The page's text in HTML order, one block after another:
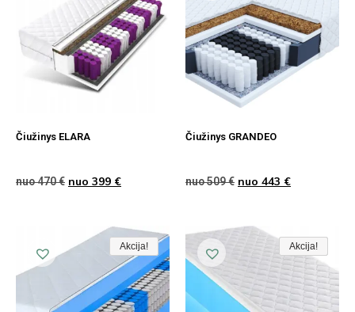
Čiužinys ELARA
nuo470€ nuo 399 €
Čiužinys GRANDEO
nuo509€ nuo 443 €
Akcija!
Akcija
Akcija! Akcija!
Akcija
Akcija!